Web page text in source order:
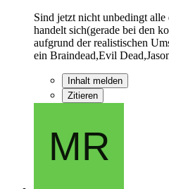
Sind jetzt nicht unbedingt alle
handelt sich(gerade bei den
aufgrund der realistischen
ein Braindead,Evil
Inhalt melden
Zitieren